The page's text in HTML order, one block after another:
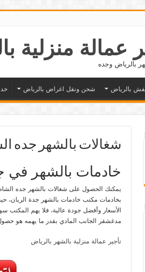
بالرياض شحن ونقل اغراض بالرياض
شغالات بالشهر جده الشاطىء
خادمات بالشهر في
يمكنك الحصول على شغالات بالشهر جده
بخادمات مكتب خادمات بالشهر جدة الريان،
الأسعار وأفضل جودة عالية، فلا يهم المكتب
مدغشقر الجانب المادي بقدر ما يهمه هو
تأجير عمالة منزلية بالشهر بالرياض